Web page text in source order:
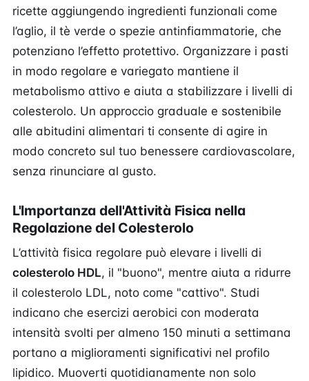
ricette aggiungendo ingredienti funzionali come
l’aglio, il tè verde o spezie antinfiammatorie, che
potenziano l’effetto protettivo. Organizzare i pasti
in modo regolare e variegato mantiene il
metabolismo attivo e aiuta a stabilizzare i livelli di
colesterolo. Un approccio graduale e sostenibile
alle abitudini alimentari ti consente di agire in
modo concreto sul tuo benessere cardiovascolare,
senza rinunciare al gusto.
L'Importanza dell'Attività Fisica nella
Regolazione del Colesterolo
L’attività fisica regolare può elevare i livelli di
colesterolo HDL, il "buono", mentre aiuta a ridurre
il colesterolo LDL, noto come "cattivo". Studi
indicano che esercizi aerobici con moderata
intensità svolti per almeno 150 minuti a settimana
portano a miglioramenti significativi nel profilo
lipidico. Muoverti quotidianamente non solo